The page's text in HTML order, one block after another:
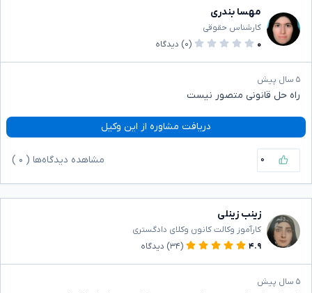
مهسا بندری
کارشناس حقوقی
۰
(۰) دیدگاه
۵ سال پیش
راه حل قانونی متصور نیست
دریافت مشاوره از این وکیل
۰ مشاهده دیدگاه‌ها ( ۰
زینب زینلی
کارآموز وکالت کانون وکلای دادگستری
۴.۹
(۳۴) دیدگاه
۵ سال پیش